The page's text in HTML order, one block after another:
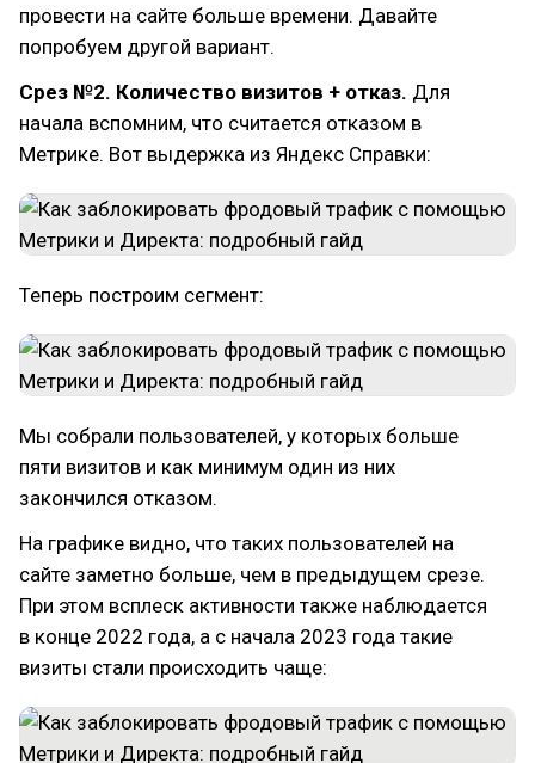
провести на сайте больше времени. Давайте
попробуем другой вариант.
Срез №2. Количество визитов + отказ. Для
начала вспомним, что считается отказом в
Метрике. Вот выдержка из Яндекс Справки:
Теперь построим сегмент:
Мы собрали пользователей, у которых больше
пяти визитов и как минимум один из них
закончился отказом.
На графике видно, что таких пользователей на
сайте заметно больше, чем в предыдущем срезе.
При этом всплеск активности также наблюдается
в конце 2022 года, а с начала 2023 года такие
визиты стали происходить чаще: